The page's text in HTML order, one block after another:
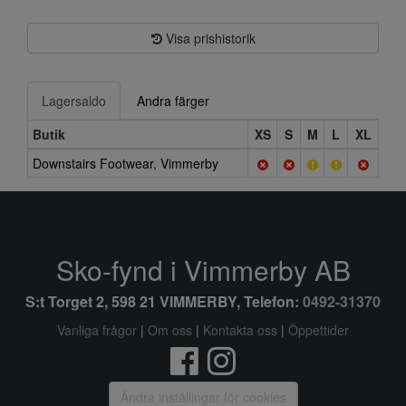
Visa prishistorik
Lagersaldo
Andra färger
Butik
XS S M L
XL
Downstairs Footwear, Vimmerby
Sko-fynd i Vimmerby AB
S:t Torget 2, 598 21 VIMMERBY, Telefon: 0492-31370
Vanliga frågor | Om oss | Kontakta oss | Öppettider
Ändra inställingar för cookies